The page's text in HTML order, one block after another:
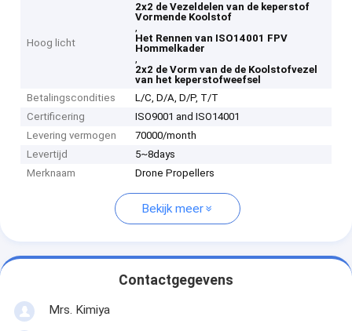
Hoog licht
2x2 de Vezeldelen van de keperstof
Vormende Koolstof
,
Het Rennen van ISO14001 FPV
Hommelkader
,
2x2 de Vorm van de de Koolstofvezel
van het keperstofweefsel
Betalingscondities
L/C, D/A, D/P, T/T
Certificering
ISO9001 and ISO14001
Levering vermogen
70000/month
Levertijd
5~8days
Merknaam
Drone Propellers
Bekijk meer
Contactgegevens
Mrs. Kimiya